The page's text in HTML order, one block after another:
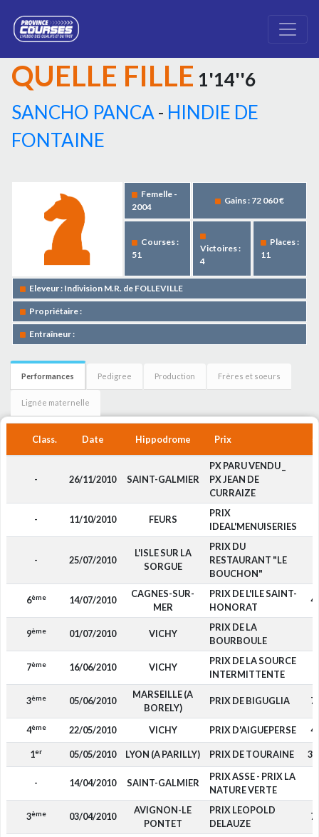
QUELLE FILLE 1'14''6
SANCHO PANCA - HINDIE DE
FONTAINE
Femelle -
2004
Gains : 72 060 €
Courses :
51
Victoires :
4
Places :
11
Eleveur : Indivision M.R. de FOLLEVILLE
Propriétaire :
Entraîneur :
Performances Pedigree Production Frères et soeurs
Lignée maternelle
Class. Date Hippodrome Prix
- 26/11/2010 SAINT-GALMIER
PX PARU VENDU _
PX JEAN DE
CURRAIZE
- 11/10/2010 FEURS
PRIX
IDEAL'MENUISERIES
- 25/07/2010
L'ISLE SUR LA
SORGUE
PRIX DU
RESTAURANT "LE
BOUCHON"
6ème 14/07/2010
CAGNES-SUR-
MER
PRIX DE L'ILE SAINT-
HONORAT
9ème 01/07/2010 VICHY
PRIX DE LA
BOURBOULE
7ème 16/06/2010 VICHY
PRIX DE LA SOURCE
INTERMITTENTE
3ème 05/06/2010
MARSEILLE (A
BORELY)
PRIX DE BIGUGLIA
4ème 22/05/2010 VICHY PRIX D'AIGUEPERSE
1er 05/05/2010 LYON (A PARILLY) PRIX DE TOURAINE 3
- 14/04/2010 SAINT-GALMIER
PRIX ASSE - PRIX LA
NATURE VERTE
3ème 03/04/2010
AVIGNON-LE
PONTET
PRIX LEOPOLD
DELAUZE